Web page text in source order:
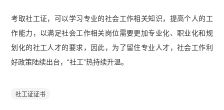
考取社工证，可以学习专业的社会工作相关知识，提高个人的工
作能力，以满足社会工作相关岗位需要更加专业化、职业化和规
划化的社工人才的要求，因此，为了留住专业人才，社会工作利
好政策陆续出台，“社工”热持续升温。
社工证证书